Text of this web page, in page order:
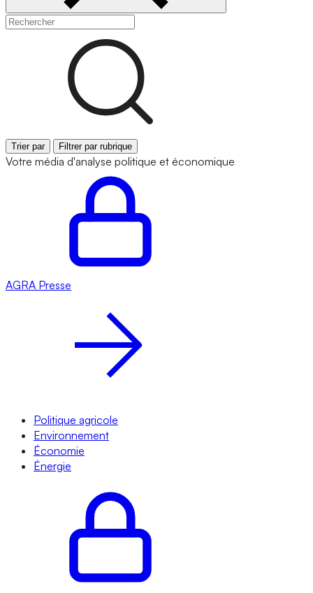
Trier par Filtrer par rubrique
Votre média d'analyse politique et économique
AGRA Presse
Politique agricole
Environnement
Économie
Énergie